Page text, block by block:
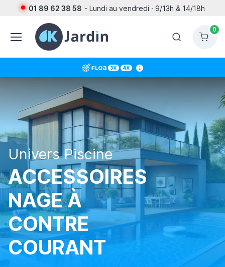
01 89 62 38 58 - Lundi au vendredi · 9/13h & 14/18h
0
Univers Piscine
ACCESSOIRES
NAGE À
CONTRE
COURANT